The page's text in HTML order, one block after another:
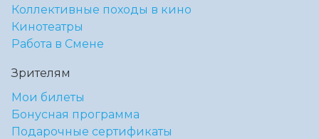
Коллективные походы в кино
Кинотеатры
Работа в Смене
Зрителям
Мои билеты
Бонусная программа
Подарочные сертификаты